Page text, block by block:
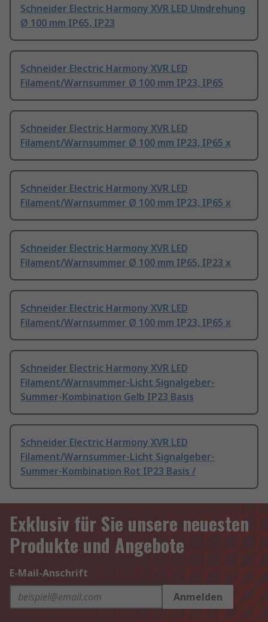
Schneider Electric Harmony XVR LED Umdrehung
Ø 100 mm IP65, IP23
Schneider Electric Harmony XVR LED
Filament/Warnsummer Ø 100 mm IP23, IP65
Schneider Electric Harmony XVR LED
Filament/Warnsummer Ø 100 mm IP23, IP65 x
Schneider Electric Harmony XVR LED
Filament/Warnsummer Ø 100 mm IP23, IP65 x
Schneider Electric Harmony XVR LED
Filament/Warnsummer Ø 100 mm IP65, IP23 x
Schneider Electric Harmony XVR LED
Filament/Warnsummer Ø 100 mm IP23, IP65 x
Schneider Electric Harmony XVR LED
Filament/Warnsummer-Licht Signalgeber-
Summer-Kombination Gelb IP23 Basis
Schneider Electric Harmony XVR LED
Filament/Warnsummer-Licht Signalgeber-
Summer-Kombination Rot IP23 Basis /
Exklusiv für Sie unsere neuesten
Produkte und Angebote
E-Mail-Anschrift
Anmelden